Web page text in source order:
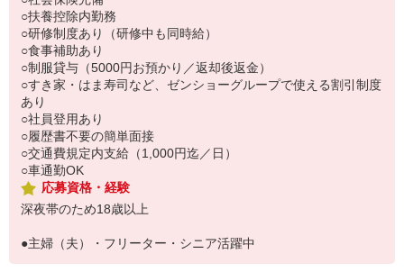
○扶養控除内勤務
○研修制度あり（研修中も同時給）
○食事補助あり
○制服貸与（5000円お預かり／返却後返金）
○すき家・はま寿司など、ゼンショーグループで使える割引制度
あり
○社員登用あり
○履歴書不要の簡単面接
○交通費規定内支給（1,000円迄／日）
○車通勤OK
応募資格・経験
深夜帯のため18歳以上
●主婦（夫）・フリーター・シニア活躍中